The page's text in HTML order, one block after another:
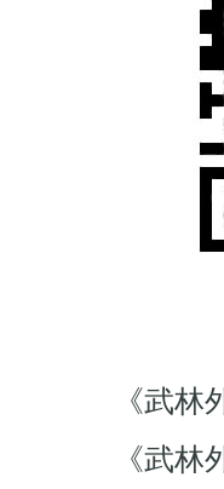
《武林外
《武林外